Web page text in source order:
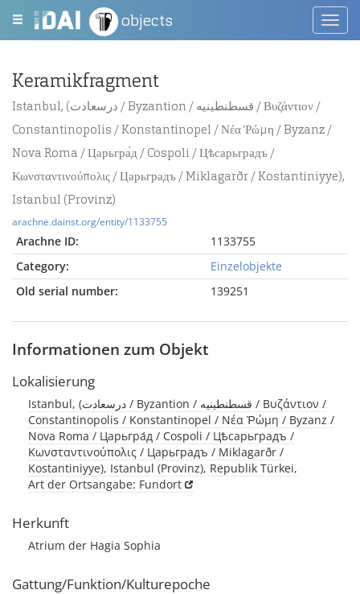
objects
Keramikfragment
Istanbul, (درسعادت / Byzantion / قسطنطينيه / Βυζάντιον /
Constantinopolis / Konstantinopel / Νέα Ῥώμη / Byzanz /
Nova Roma / Царьгра́д / Cospoli / Цѣсарьградъ /
Κωνσταντινούπολις / Царьградъ / Miklagarðr / Kostantiniyye),
Istanbul (Provinz)
arachne.dainst.org/entity/1133755
Arachne ID:
1133755
Category:
Einzelobjekte
Old serial number:
139251
Informationen zum Objekt
Lokalisierung
Istanbul, (درسعادت / Byzantion / قسطنطينيه / Βυζάντιον /
Constantinopolis / Konstantinopel / Νέα Ῥώμη / Byzanz /
Nova Roma / Царьгра́д / Cospoli / Цѣсарьградъ /
Κωνσταντινούπολις / Царьградъ / Miklagarðr /
Kostantiniyye), Istanbul (Provinz), Republik Türkei,
Art der Ortsangabe: Fundort
Herkunft
Atrium der Hagia Sophia
Gattung/Funktion/Kulturepoche